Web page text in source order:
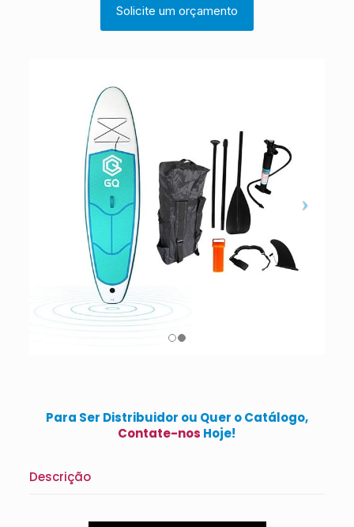
Solicite um orçamento
Para Ser Distribuidor ou Quer o Catálogo,
Contate-nos Hoje!
Descrição